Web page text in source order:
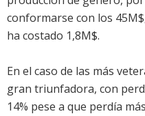
conformarse con los
ha costado 1,8M$.
En el caso de las más
gran triunfadora, con
14% pese a que perdía